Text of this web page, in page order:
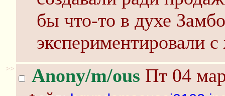
бы что-то в духе
экспериментировали
>> Anony/m/ous Пт 04